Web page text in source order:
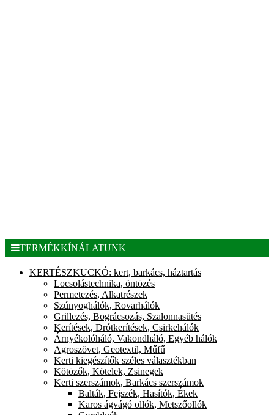
TERMÉKKÍNÁLATUNK
KERTÉSZKUCKÓ: kert, barkács, háztartás
Locsolástechnika, öntözés
Permetezés, Alkatrészek
Szúnyoghálók, Rovarhálók
Grillezés, Bográcsozás, Szalonnasütés
Kerítések, Drótkerítések, Csirkehálók
Árnyékolóháló, Vakondháló, Egyéb hálók
Agroszövet, Geotextil, Műfű
Kerti kiegészítők széles választékban
Kötözők, Kötelek, Zsinegek
Kerti szerszámok, Barkács szerszámok
Balták, Fejszék, Hasítók, Ékek
Karos ágvágó ollók, Metszőollók